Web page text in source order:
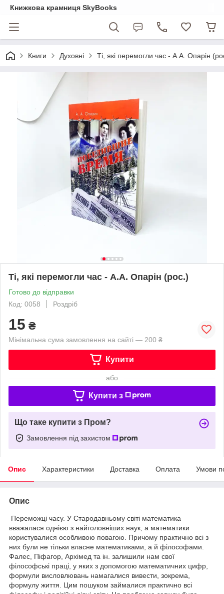
Книжкова крамниця SkyBooks
Книги Духовні Ті, які перемогли час - А.А. Опарін
Ті, які перемогли час - А.А. Опарін (рос.)
Готово до відправки
Код: 0058
Роздріб
15 ₴
Мінімальна сума замовлення на сайті — 200 ₴
Купити
або
Купити з
Що таке купити з Пром?
Замовлення під захистом
Опис Характеристики Доставка Оплата Умови
Опис
Переможці часу. У Стародавньому світі математика
вважалася однією з найголовніших наук, а математики
користувалися особливою повагою. Причому практично всі з
них були не тільки власне математиками, а й філософами.
Фалес, Піфагор, Архімед та ін. залишили нам свої
філософські праці, у яких з допомогою математичних цифр,
формули висловлювань намагалися вивести, зокрема,
формулу життя. Цим пошуком займалися практично всі